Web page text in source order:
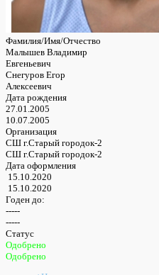
Фамилия/Имя/Отчество
Малышев Владимир
Евгеньевич
Снегуров Егор
Алексеевич
Дата рождения
27.01.2005
10.07.2005
Организация
СШ г.Старый городок-2
СШ г.Старый городок-2
Дата оформления
15.10.2020
15.10.2020
Годен до:
-----
-----
Статус
Одобрено
Одобрено